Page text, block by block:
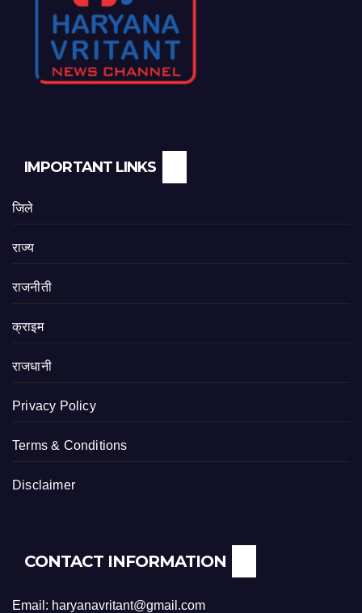
IMPORTANT LINKS
जिले
राज्य
राजनीती
क्राइम
राजधानी
Privacy Policy
Terms & Conditions
Disclaimer
CONTACT INFORMATION
Email: haryanavritant@gmail.com